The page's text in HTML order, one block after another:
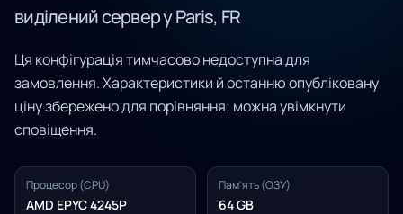
виділений сервер у Paris, FR
Ця конфігурація тимчасово недоступна для
замовлення. Характеристики й останню опубліковану
ціну збережено для порівняння; можна увімкнути
сповіщення.
Процесор (CPU)
AMD EPYC 4245P
Пам'ять (ОЗУ)
64 GB